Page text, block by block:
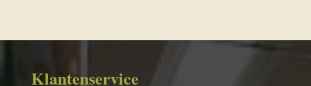
Klantenservice